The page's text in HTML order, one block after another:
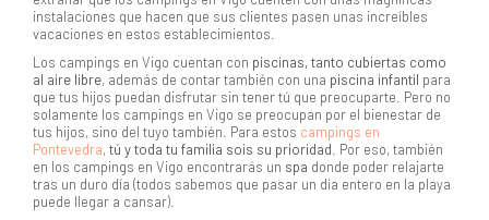
instalaciones que hacen que sus clientes pasen unas increíbles
vacaciones en estos establecimientos.
Los campings en Vigo cuentan con piscinas, tanto cubiertas como
al aire libre, además de contar también con una piscina infantil para
que tus hijos puedan disfrutar sin tener tú que preocuparte. Pero no
solamente los campings en Vigo se preocupan por el bienestar de
tus hijos, sino del tuyo también. Para estos campings en
Pontevedra, tú y toda tu familia sois su prioridad . Por eso, también
en los campings en Vigo encontrarás un spa donde poder relajarte
tras un duro día (todos sabemos que pasar un día entero en la playa
puede llegar a cansar).